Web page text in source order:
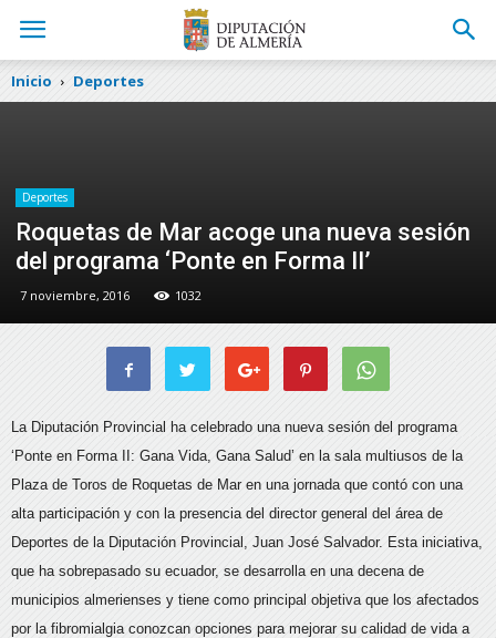
Inicio Deportes
Deportes
Roquetas de Mar acoge una nueva sesión
del programa ‘Ponte en Forma II’
7 noviembre, 2016 1032
La Diputación Provincial ha celebrado una nueva sesión del programa
‘Ponte en Forma II: Gana Vida, Gana Salud’ en la sala multiusos de la
Plaza de Toros de Roquetas de Mar en una jornada que contó con una
alta participación y con la presencia del director general del área de
Deportes de la Diputación Provincial, Juan José Salvador. Esta iniciativa,
que ha sobrepasado su ecuador, se desarrolla en una decena de
municipios almerienses y tiene como principal objetiva que los afectados
por la fibromialgia conozcan opciones para mejorar su calidad de vida a